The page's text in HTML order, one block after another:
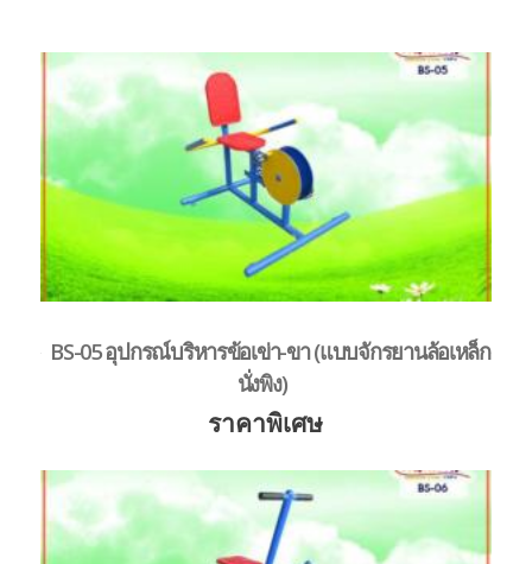
BS-05 อุปกรณ์บริหารข้อเข่า-ขา (แบบจักรยานล้อเหล็ก
นั่งพิง)
ราคาพิเศษ